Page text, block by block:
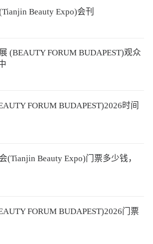
Beauty Expo)会刊
(BEAUTY FORUM BUDAPEST)观众
FORUM BUDAPEST)2026时间
(Tianjin Beauty Expo)门票多少钱，
FORUM BUDAPEST)2026门票